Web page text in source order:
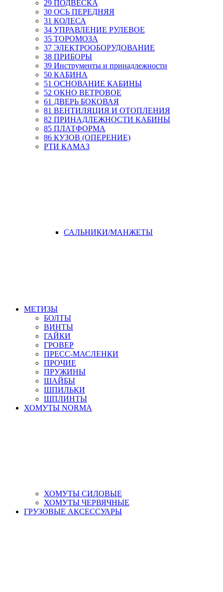
29 ПОДВЕСКА
30 ОСЬ ПЕРЕДНЯЯ
31 КОЛЕСА
34 УПРАВЛЕНИЕ РУЛЕВОЕ
35 ТОРОМОЗА
37 ЭЛЕКТРООБОРУДОВАНИЕ
38 ПРИБОРЫ
39 Инструменты и принадлежности
50 КАБИНА
51 ОСНОВАНИЕ КАБИНЫ
52 ОКНО ВЕТРОВОЕ
61 ДВЕРЬ БОКОВАЯ
81 ВЕНТИЛЯЦИЯ И ОТОПЛЕНИЯ
82 ПРИНАДЛЕЖНОСТИ КАБИНЫ
85 ПЛАТФОРМА
86 КУЗОВ (ОПЕРЕНИЕ)
РТИ КАМАЗ
САЛЬНИКИ/МАНЖЕТЫ
МЕТИЗЫ
БОЛТЫ
ВИНТЫ
ГАЙКИ
ГРОВЕР
ПРЕСС-МАСЛЕНКИ
ПРОЧИЕ
ПРУЖИНЫ
ШАЙБЫ
ШПИЛЬКИ
ШПЛИНТЫ
ХОМУТЫ NORMA
ХОМУТЫ СИЛОВЫЕ
ХОМУТЫ ЧЕРВЯЧНЫЕ
ГРУЗОВЫЕ АКСЕССУАРЫ